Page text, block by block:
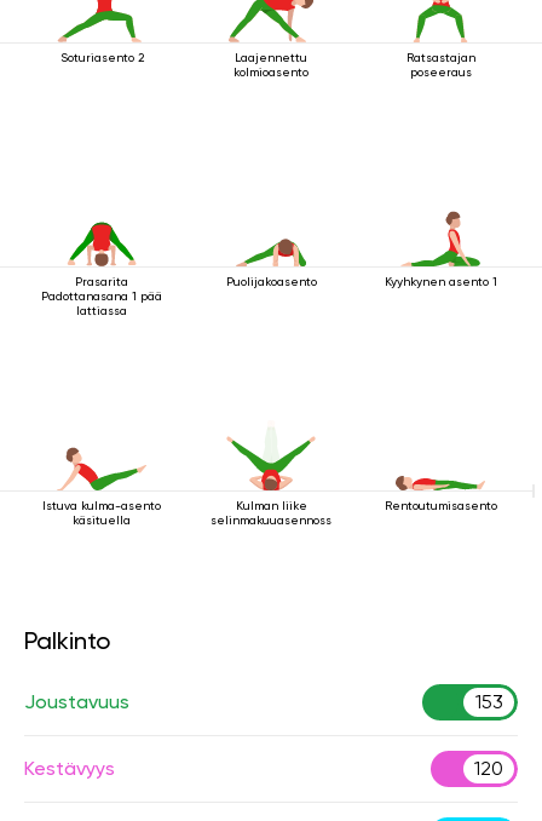
Soturiasento 2
Laajennettu
kolmioasento
Ratsastajan
poseeraus
Prasarita
Padottanasana 1 pää
lattiassa
Puolijakoasento Kyyhkynen asento 1
Istuva kulma-asento
käsituella
Kulman liike
selinmakuuasennossa
Rentoutumisasento
Palkinto
Joustavuus 153
Kestävyys 120